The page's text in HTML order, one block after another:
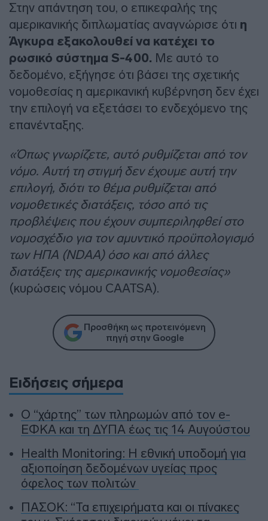
Στην απάντηση του, ο επικεφαλής της
αμερικανικής διπλωματίας αναγνώρισε ότι η
Άγκυρα εξακολουθεί να κατέχει το
ρωσικό σύστημα S-400. Με αυτό το
δεδομένο, εξήγησε ότι βάσει της σχετικής
νομοθεσίας η αμερικανική κυβέρνηση δεν έχει
την επιλογή να εξετάσει το ενδεχόμενο της
επανένταξης.
«Όπως γνωρίζετε, αυτό ρυθμίζεται από τον
νόμο. Αυτή τη στιγμή δεν έχουμε αυτή την
επιλογή, διότι το θέμα ρυθμίζεται από
νομοθετικές διατάξεις, τόσο από τις
προβλέψεις που έχουν συμπεριληφθεί στο
νομοσχέδιο για τον αμυντικό προϋπολογισμό
των ΗΠΑ (NDAA) όσο και από άλλες
διατάξεις της αμερικανικής νομοθεσίας»
(κυρώσεις νόμου CAATSA).
Προσθήκη ως προτεινόμενη
πηγή στην Google
Ειδήσεις σήμερα
Ο “χάρτης” των πληρωμών από τον e-
ΕΦΚΑ και τη ΔΥΠΑ έως τις 14 Αυγούστου
Health Monitoring: Η εθνική υποδομή για
αξιοποίηση δεδομένων υγείας προς
όφελος των πολιτών
ΠΑΣΟΚ: “Τα επιχειρήματα και οι πίνακες